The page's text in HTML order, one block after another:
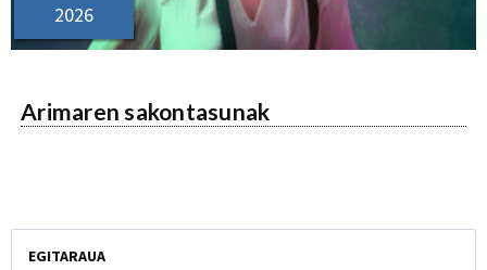
Arimaren sakontasunak
2026
EGITARAUA